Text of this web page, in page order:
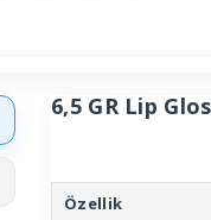
6,5 GR Lip
Özellik